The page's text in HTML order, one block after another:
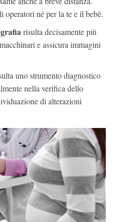
operatori né per la te e il bebè.
risulta decisamente più
e assicura immagini
uno strumento diagnostico
nella verifica dello
di alterazioni